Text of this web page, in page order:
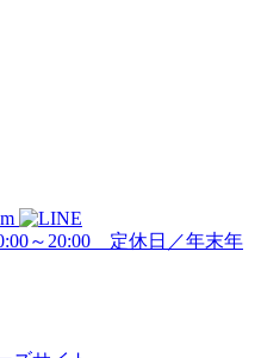
～20:00 定休日／年末年